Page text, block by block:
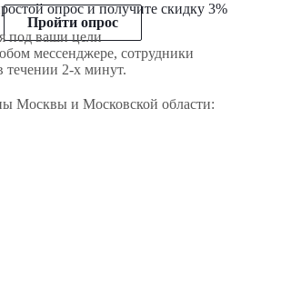
опрос и получите скидку 3%
Пройти опрос
под ваши цели
мессенджере, сотрудники
течении 2-х минут.
Москвы и Московской области: